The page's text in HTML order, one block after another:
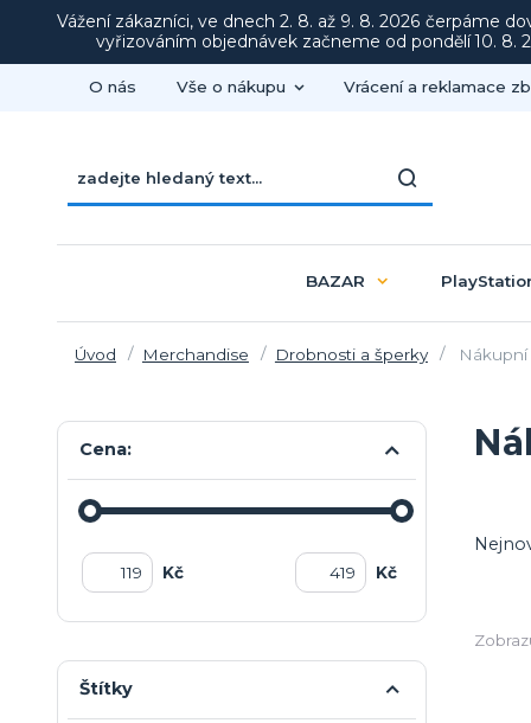
Vážení zákazníci, ve dnech 2. 8. až 9. 8. 2026 čerpáme
vyřizováním objednávek začneme od pondělí 10. 8.
O nás Vše o nákupu Vrácení a reklamace
BAZAR
Úvod Merchandise Drobnosti a šperky Nákupní
Cena:
Kč Kč
Štítky